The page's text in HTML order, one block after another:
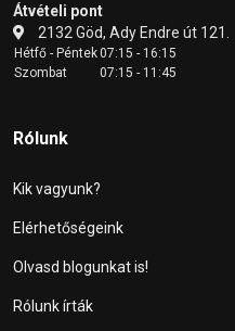
Átvételi pont
2132 Göd, Ady Endre út 121.
Hétfő - Péntek07:15 - 16:15
Szombat
07:15 - 11:45
Rólunk
Kik vagyunk?
Elérhetőségeink
Olvasd blogunkat is!
Rólunk írták